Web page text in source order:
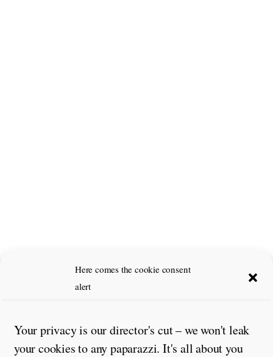
Here comes the cookie consent
alert
Your privacy is our director's cut – we won't leak
your cookies to any paparazzi. It's all about you